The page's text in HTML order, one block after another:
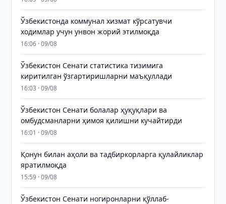
Ўзбекистонда коммунал хизмат кўрсатувчи
ходимлар учун унвон жорий этилмоқда
16:06 · 09/08
Ўзбекистон Сенати статистика тизимига
киритилган ўзгартиришларни маъқуллади
16:03 · 09/08
Ўзбекистон Сенати болалар ҳуқуқлари ва
омбудсманларни ҳимоя қилишни кучайтирди
16:01 · 09/08
Қонун билан аҳоли ва тадбиркорларга қулайликлар
яратилмоқда
15:59 · 09/08
Ўзбекистон Сенати ногиронларни қўллаб-